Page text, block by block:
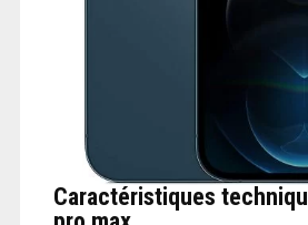
Caractéristiques